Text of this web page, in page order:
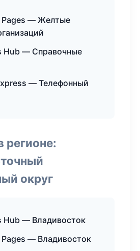
Pages — Желтые
Hub — Справочные
— Телефонный
регионе:
округ
Hub — Владивосток
— Владивосток